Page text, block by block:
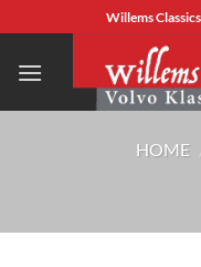
naar
inhoud
Willems
HOME